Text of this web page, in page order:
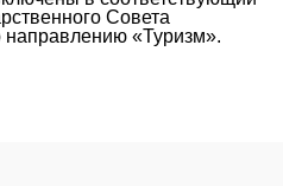
Совета
направлению «Туризм».